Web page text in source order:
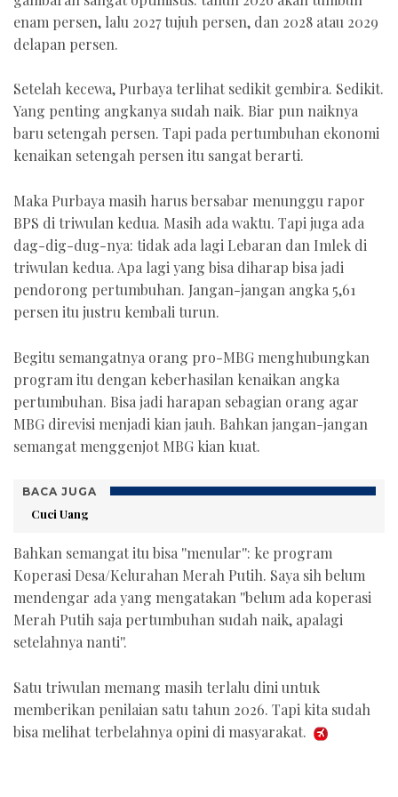
enam persen, lalu 2027 tujuh persen, dan 2028 atau 2029
delapan persen.
Setelah kecewa, Purbaya terlihat sedikit gembira. Sedikit.
Yang penting angkanya sudah naik. Biar pun naiknya
baru setengah persen. Tapi pada pertumbuhan ekonomi
kenaikan setengah persen itu sangat berarti.
Maka Purbaya masih harus bersabar menunggu rapor
BPS di triwulan kedua. Masih ada waktu. Tapi juga ada
dag-dig-dug-nya: tidak ada lagi Lebaran dan Imlek di
triwulan kedua. Apa lagi yang bisa diharap bisa jadi
pendorong pertumbuhan. Jangan-jangan angka 5,61
persen itu justru kembali turun.
Begitu semangatnya orang pro-MBG menghubungkan
program itu dengan keberhasilan kenaikan angka
pertumbuhan. Bisa jadi harapan sebagian orang agar
MBG direvisi menjadi kian jauh. Bahkan jangan-jangan
semangat menggenjot MBG kian kuat.
BACA JUGA
Cuci Uang
Bahkan semangat itu bisa ''menular'': ke program
Koperasi Desa/Kelurahan Merah Putih. Saya sih belum
mendengar ada yang mengatakan ''belum ada koperasi
Merah Putih saja pertumbuhan sudah naik, apalagi
setelahnya nanti''.
Satu triwulan memang masih terlalu dini untuk
memberikan penilaian satu tahun 2026. Tapi kita sudah
bisa melihat terbelahnya opini di masyarakat.